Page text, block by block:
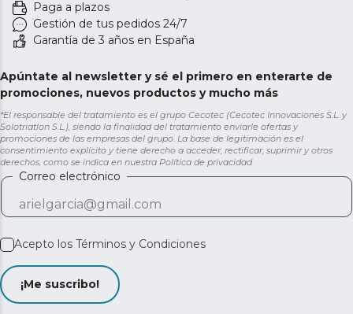
Paga a plazos
Gestión de tus pedidos 24/7
Garantía de 3 años en España
Apúntate al newsletter y sé el primero en enterarte de
promociones, nuevos productos y mucho más
*El responsable del tratamiento es el grupo Cecotec (Cecotec Innovaciones S.L. y
Solotriatlon S.L.), siendo la finalidad del tratamiento enviarle ofertas y
promociones de las empresas del grupo. La base de legitimación es el
consentimiento explícito y tiene derecho a acceder, rectificar, suprimir y otros
derechos, como se indica en nuestra Política de privacidad
Correo electrónico
Acepto los Términos y Condiciones
¡Me suscribo!